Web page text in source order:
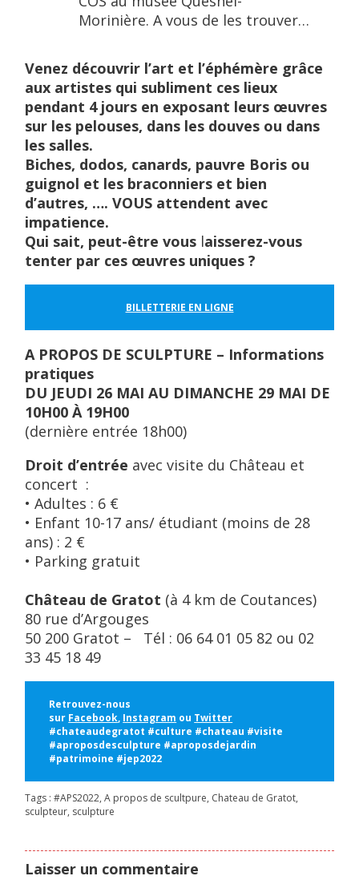
Morinière. A vous de les trouver…
Venez découvrir l’art et l’éphémère grâce
aux artistes qui subliment ces lieux
pendant 4 jours en exposant leurs œuvres
sur les pelouses, dans les douves ou dans
les salles.
Biches, dodos, canards, pauvre Boris ou
guignol et les braconniers et bien
d’autres, …. VOUS attendent avec
impatience.
Qui sait, peut-être vous laisserez-vous
tenter par ces œuvres uniques ?
BILLETTERIE EN LIGNE
A PROPOS DE SCULPTURE – Informations
pratiques
DU JEUDI 26 MAI AU DIMANCHE 29 MAI DE
10H00 À 19H00
(dernière entrée 18h00)
Droit d’entrée avec visite du Château et
concert :
• Adultes : 6 €
• Enfant 10-17 ans/ étudiant (moins de 28
ans) : 2 €
• Parking gratuit
Château de Gratot (à 4 km de Coutances)
80 rue d’Argouges
50 200 Gratot – Tél : 06 64 01 05 82 ou 02
33 45 18 49
Retrouvez-nous
sur Facebook, Instagram ou Twitter
#chateaudegratot #culture #chateau #visite
#aproposdesculpture #aproposdejardin
#patrimoine #jep2022
Tags :#APS2022,A propos de scultpure, Chateau de Gratot,
sculpteur, sculpture
Laisser un commentaire